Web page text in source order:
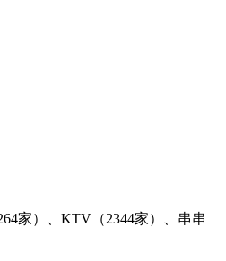
家）、KTV（2344家）、串串